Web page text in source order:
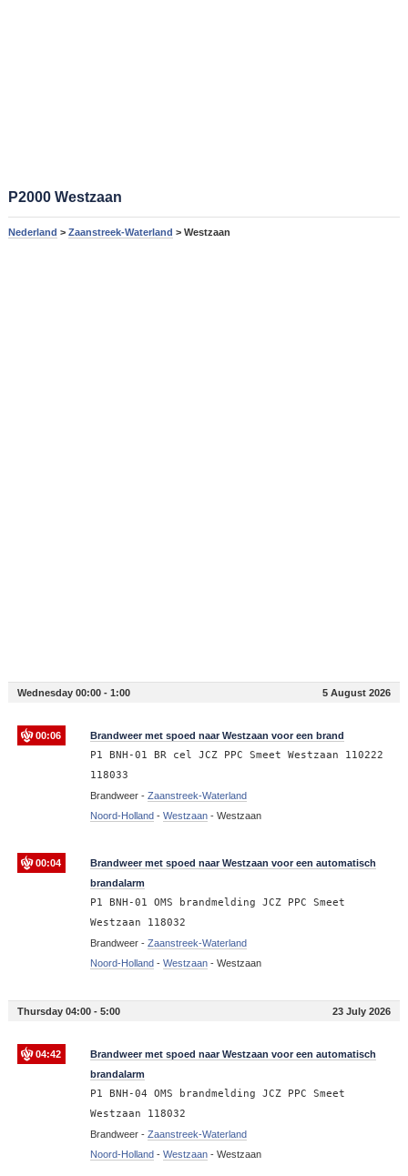
P2000 Westzaan
Nederland > Zaanstreek-Waterland > Westzaan
Wednesday 00:00 - 1:00 5 August 2026
00:06 Brandweer met spoed naar Westzaan voor een brand
P1 BNH-01 BR cel JCZ PPC Smeet Westzaan 110222
118033
Brandweer - Zaanstreek-Waterland
Noord-Holland- Westzaan- Westzaan
00:04
Brandweer met spoed naar Westzaan voor een automatisch
brandalarm
P1 BNH-01 OMS brandmelding JCZ PPC Smeet
Westzaan 118032
Brandweer - Zaanstreek-Waterland
Noord-Holland- Westzaan- Westzaan
Thursday 04:00 - 5:00 23 July 2026
04:42
Brandweer met spoed naar Westzaan voor een automatisch
brandalarm
P1 BNH-04 OMS brandmelding JCZ PPC Smeet
Westzaan 118032
Brandweer - Zaanstreek-Waterland
Noord-Holland- Westzaan- Westzaan